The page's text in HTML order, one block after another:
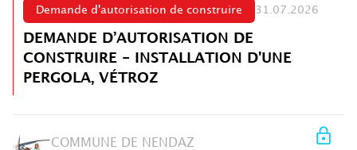
Demande d'autorisation de construire 31.07.2026
DEMANDE D’AUTORISATION DE
CONSTRUIRE - INSTALLATION D'UNE
PERGOLA, VÉTROZ
COMMUNE DE NENDAZ